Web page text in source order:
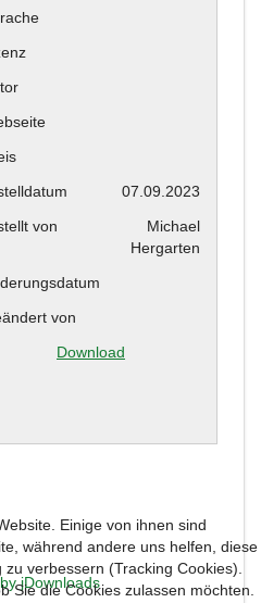
07.09.2023
von
Michael
Hergarten
von
Download
jDownloads
Einige von ihnen sind
während andere uns helfen, diese
verbessern (Tracking Cookies).
Sie die Cookies zulassen möchten.